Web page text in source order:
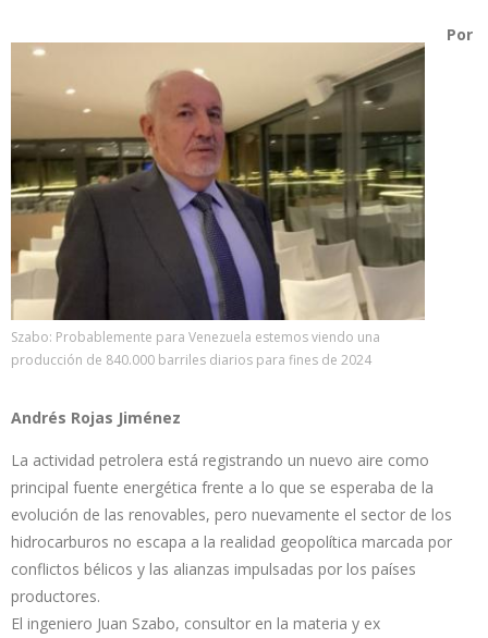
Szabo: Probablemente para Venezuela estemos viendo una
producción de 840.000 barriles diarios para fines de 2024
Por
Andrés Rojas Jiménez
La actividad petrolera está registrando un nuevo aire como
principal fuente energética frente a lo que se esperaba de la
evolución de las renovables, pero nuevamente el sector de los
hidrocarburos no escapa a la realidad geopolítica marcada por
conflictos bélicos y las alianzas impulsadas por los países
productores.
El ingeniero Juan Szabo, consultor en la materia y ex